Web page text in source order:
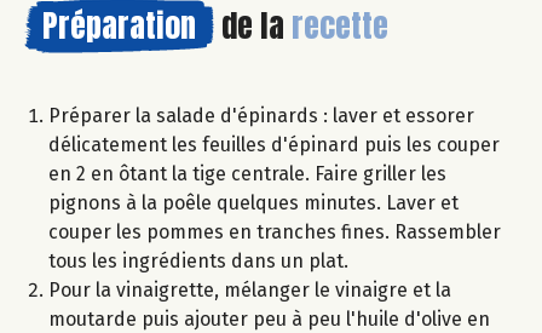
Préparation de la recette
Préparer la salade d'épinards : laver et essorer
délicatement les feuilles d'épinard puis les couper
en 2 en ôtant la tige centrale. Faire griller les
pignons à la poêle quelques minutes. Laver et
couper les pommes en tranches fines. Rassembler
tous les ingrédients dans un plat.
Pour la vinaigrette, mélanger le vinaigre et la
moutarde puis ajouter peu à peu l'huile d'olive en